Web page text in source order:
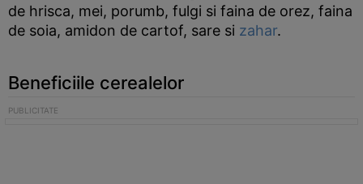
de hrisca, mei, porumb, fulgi si faina de orez, faina
de soia, amidon de cartof, sare si zahar.
Beneficiile cerealelor